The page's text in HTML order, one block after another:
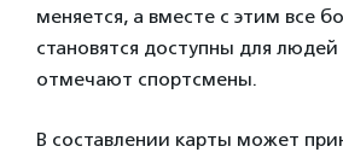
меняется, а вместе с этим все
становятся доступны для
отмечают спортсмены.
В составлении карты может